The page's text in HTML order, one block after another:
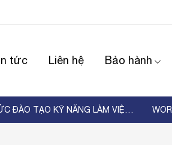
tức Liên hệ Bảo hành
D2T TỔ CHỨC ĐÀO TẠO KỸ NĂNG LÀM VIỆC NHÓM – XÂ ...